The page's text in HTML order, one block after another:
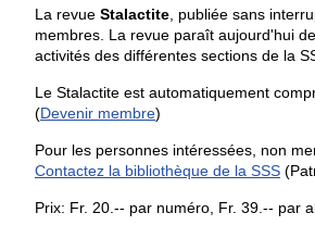
La revue Stalactite , publiée sans
membres. La revue paraît aujourd'hui
activités des différentes sections de la
Le Stalactite est automatiquement
(Devenir membre)
Pour les personnes intéressées, non
Contactez la bibliothèque de la SSS
Prix: Fr. 20.-- par numéro, Fr. 39.-- par